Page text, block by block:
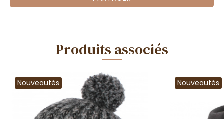
Produits associés
Nouveautés Nouveautés